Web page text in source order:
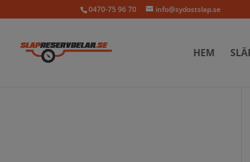
0470-75 96 70 info@sydostslap.se
HEM